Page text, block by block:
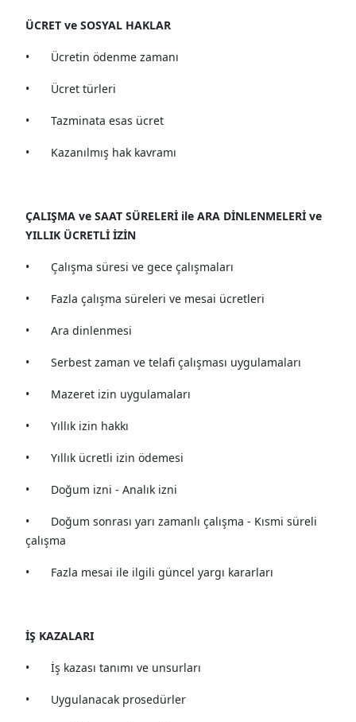
ÜCRET ve SOSYAL HAKLAR
• Ücretin ödenme zamanı
• Ücret türleri
• Tazminata esas ücret
• Kazanılmış hak kavramı
ÇALIŞMA ve SAAT SÜRELERİ ile ARA DİNLENMELERİ ve
YILLIK ÜCRETLİ İZİN
• Çalışma süresi ve gece çalışmaları
• Fazla çalışma süreleri ve mesai ücretleri
• Ara dinlenmesi
• Serbest zaman ve telafi çalışması uygulamaları
• Mazeret izin uygulamaları
• Yıllık izin hakkı
• Yıllık ücretli izin ödemesi
• Doğum izni - Analık izni
•
Doğum sonrası yarı zamanlı çalışma - Kısmi süreli
çalışma
• Fazla mesai ile ilgili güncel yargı kararları
İŞ KAZALARI
• İş kazası tanımı ve unsurları
• Uygulanacak prosedürler